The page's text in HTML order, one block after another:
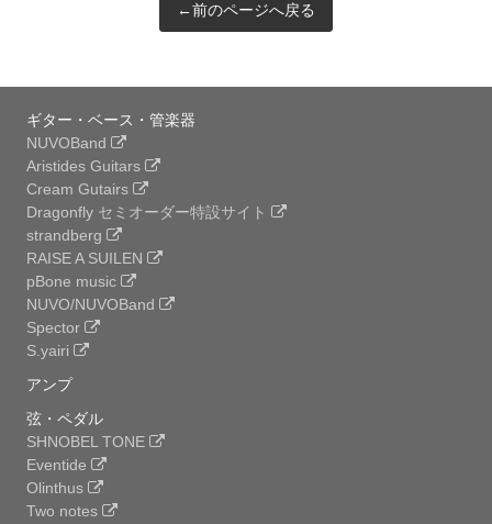
←前のページへ戻る
ギター・ベース・管楽器
NUVOBand
Aristides Guitars
Cream Gutairs
Dragonfly セミオーダー特設サイト
strandberg
RAISE A SUILEN
pBone music
NUVO/NUVOBand
Spector
S.yairi
アンプ
弦・ペダル
SHNOBEL TONE
Eventide
Olinthus
Two notes